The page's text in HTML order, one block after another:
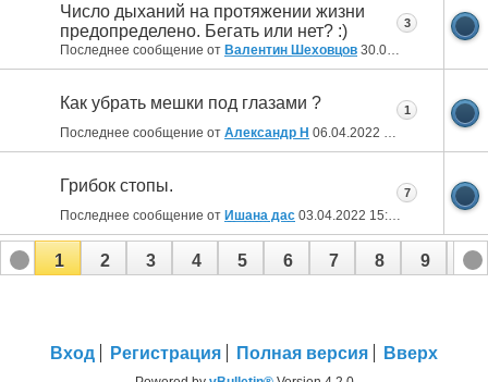
Число дыханий на протяжении жизни
предопределено. Бегать или нет? :)
Последнее сообщение от Валентин Шеховцов 30.04.2022
3
Как убрать мешки под глазами ?
Последнее сообщение от Александр Н 06.04.2022
1
Грибок стопы.
Последнее сообщение от Ишана дас 03.04.2022 15:34
7
1 2 3 4 5 6 7 8 9 10
Вход Регистрация Полная версия Вверх